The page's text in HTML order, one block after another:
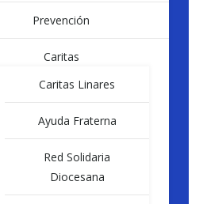
Prevención
Caritas
Caritas Linares
Ayuda Fraterna
Red Solidaria
Diocesana